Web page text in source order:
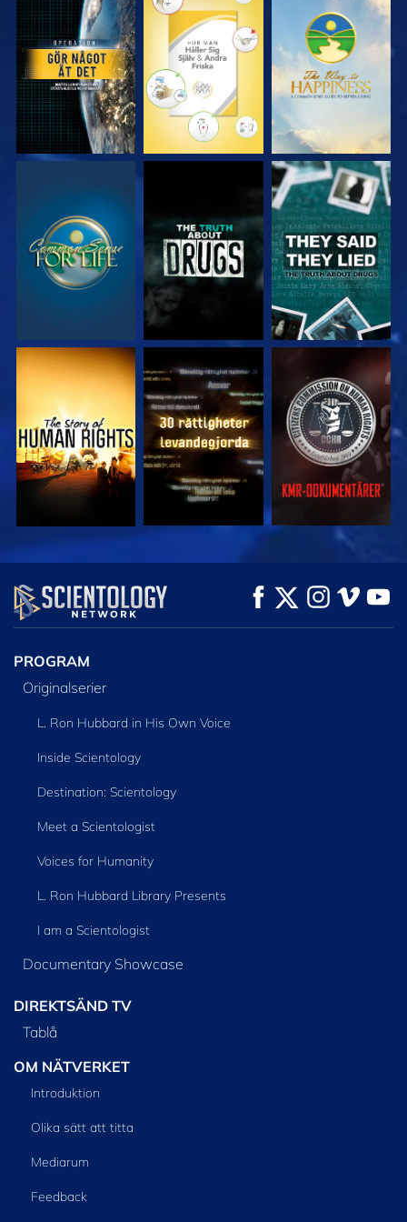
TITTA TITTA TITTA
TITTA TITTA TITTA
TITTA TITTA TITTA
TITTA
UTFORSKA
SERIEN
PROGRAM
Originalserier
L. Ron Hubbard in His Own Voice
Inside Scientology
Destination: Scientology
Meet a Scientologist
Voices for Humanity
L. Ron Hubbard Library Presents
I am a Scientologist
Documentary Showcase
DIREKTSÄND TV
Tablå
OM NÄTVERKET
Introduktion
Olika sätt att titta
Mediarum
Feedback